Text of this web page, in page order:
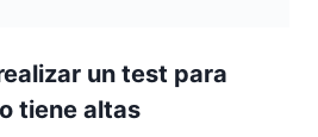
un test para
tiene altas